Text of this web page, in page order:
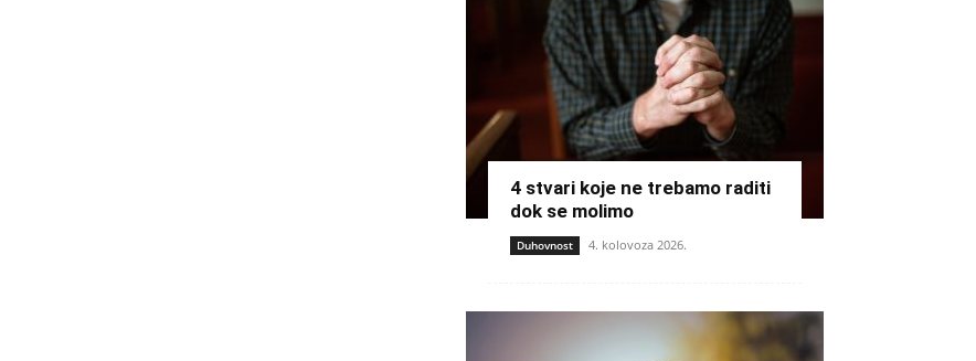
4 stvari koje ne trebamo raditi
dok se molimo
Duhovnost 4. kolovoza 2026.